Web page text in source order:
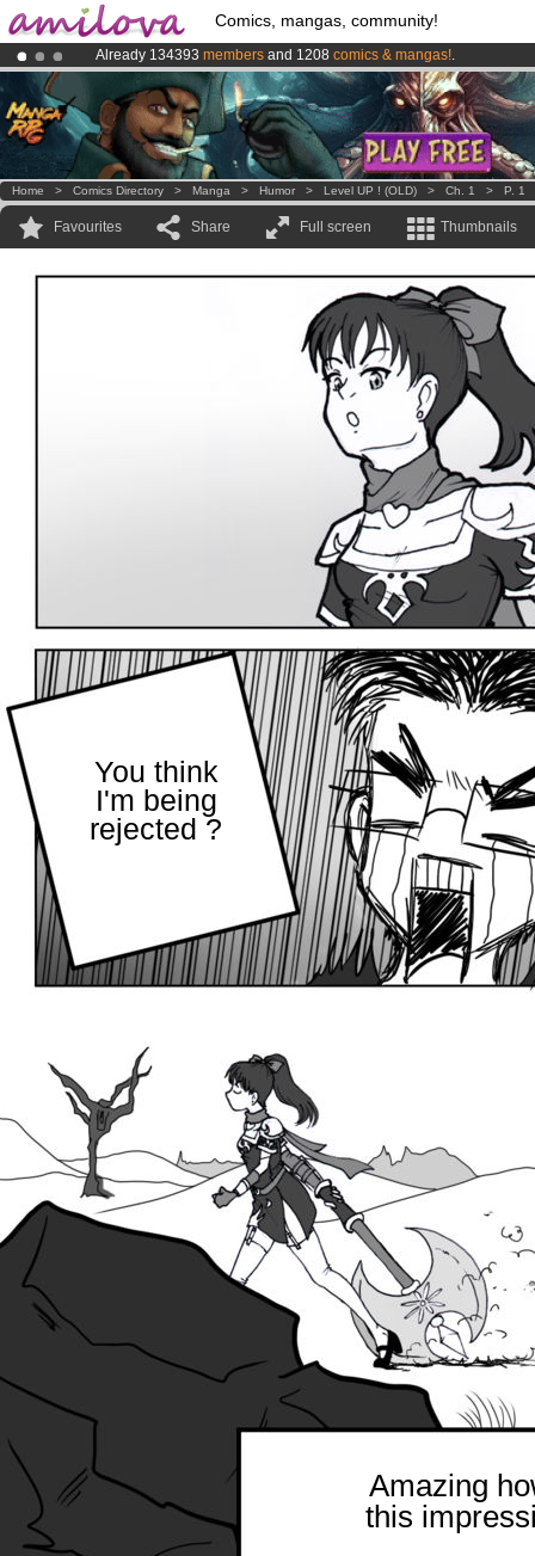
Comics, mangas, community!
Already 134393 members and 1208 comics & mangas!.
Premium membership from3.95 eurosper month !Get membership
AmilovaKickstarter is now LIVE!.
Home > Comics Directory > Manga > Humor > Level UP ! (OLD) > Ch. 1 > P. 1
Favourites Share Full screen Thumbnails
You think
I'm being
rejected ?
Amazing
this